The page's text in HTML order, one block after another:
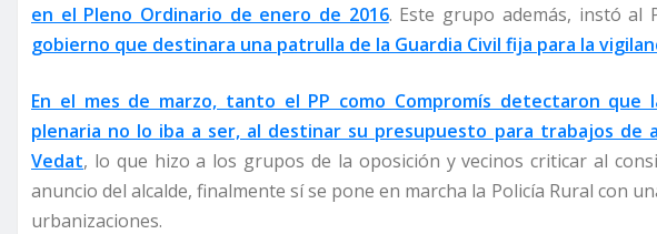
en el Pleno Ordinario de enero de 2016. Este grupo además, instó al
gobierno que destinara una patrulla de la Guardia Civil fija para la
En el mes de marzo, tanto el PP como Compromís detectaron que
plenaria no lo iba a ser, al destinar su presupuesto para trabajos
Vedat, lo que hizo a los grupos de la oposición y vecinos criticar al
anuncio del alcalde, finalmente sí se pone en marcha la Policía Rural con
urbanizaciones.